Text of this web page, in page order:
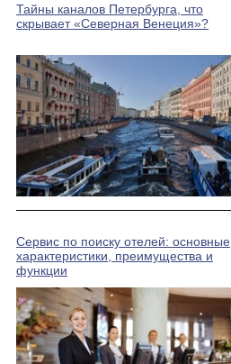
Тайны каналов Петербурга, что
скрывает «Северная Венеция»?
Сервис по поиску отелей: основные
характеристики, преимущества и
функции